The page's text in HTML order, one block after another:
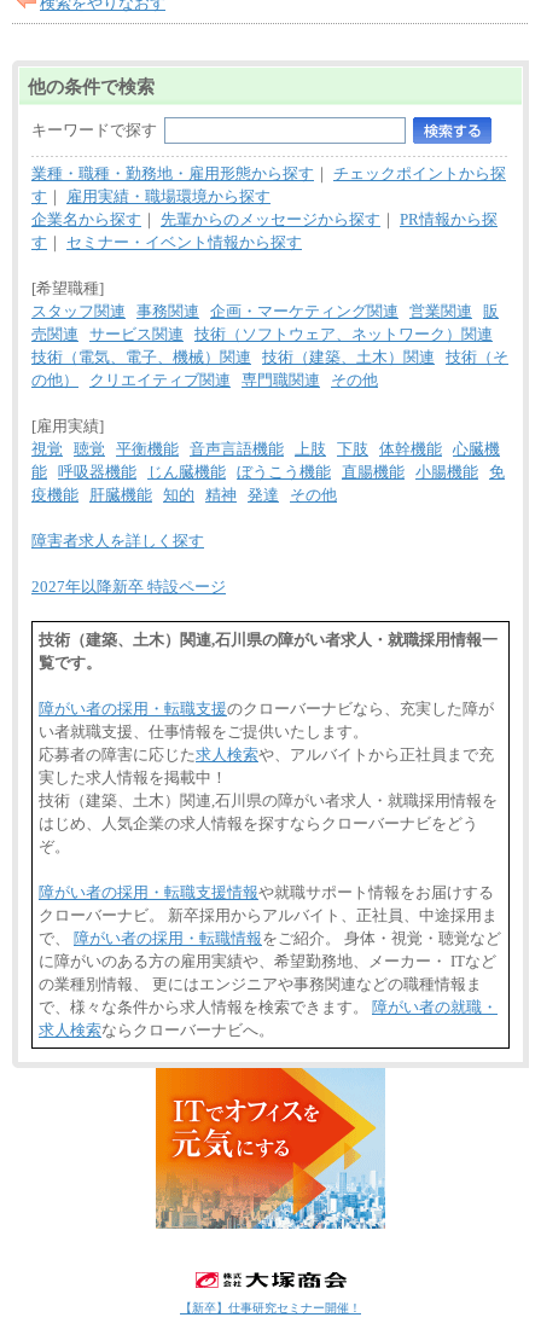
他の条件で検索
キーワードで探す
業種・職種・勤務地・雇用形態から探す ｜ チェックポイントから探
す ｜
雇用実績・職場環境から探す
企業名から探す ｜ 先輩からのメッセージから探す ｜ PR情報から探
す ｜ セミナー・イベント情報から探す
[希望職種]
スタッフ関連
事務関連 企画・マーケティング関連 営業関連
販
売関連
サービス関連
技術（ソフトウェア、ネットワーク）関連
技術（電気、電子、機械）関連
技術（建築、土木）関連
技術（そ
の他）
クリエイティブ関連 専門職関連 その他
[雇用実績]
視覚
聴覚 平衡機能 音声言語機能 上肢 下肢 体幹機能 心臓機
能 呼吸器機能 じん臓機能 ぼうこう機能 直腸機能 小腸機能 免
疫機能
肝臓機能 知的 精神 発達 その他
障害者求人を詳しく探す
2027年以降新卒 特設ページ
技術（建築、土木）関連,石川県の障がい者求人・就職採用情報一
覧です。
障がい者の採用・転職支援のクローバーナビなら、充実した障が
い者就職支援、仕事情報をご提供いたします。
応募者の障害に応じた求人検索や、アルバイトから正社員まで充
実した求人情報を掲載中！
技術（建築、土木）関連,石川県の障がい者求人・就職採用情報を
はじめ、人気企業の求人情報を探すならクローバーナビをどう
ぞ。
障がい者の採用・転職支援情報や就職サポート情報をお届けする
クローバーナビ。 新卒採用からアルバイト、正社員、中途採用ま
で、 障がい者の採用・転職情報をご紹介。 身体・視覚・聴覚など
に障がいのある方の雇用実績や、希望勤務地、メーカー・ ITなど
の業種別情報、 更にはエンジニアや事務関連などの職種情報ま
で、様々な条件から求人情報を検索できます。 障がい者の就職・
求人検索ならクローバーナビへ。
【新卒】仕事研究セミナー開催！